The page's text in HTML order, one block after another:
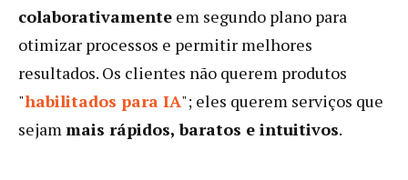
colaborativamente em segundo plano para
otimizar processos e permitir melhores
resultados. Os clientes não querem produtos
"habilitados para IA"; eles querem serviços que
sejammais rápidos, baratos e intuitivos.